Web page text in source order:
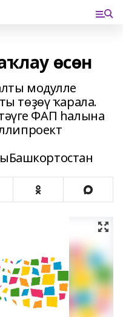
өсөн
модулле
төҙөү ҡарала.
ФАП һалына